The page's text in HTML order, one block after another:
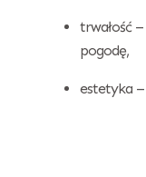
trwałość
pogodę,
estetyka